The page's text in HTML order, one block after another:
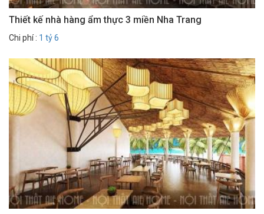
Thiết kế nhà hàng ẩm thực 3 miền Nha Trang
Chi phí : 1 tỷ 6